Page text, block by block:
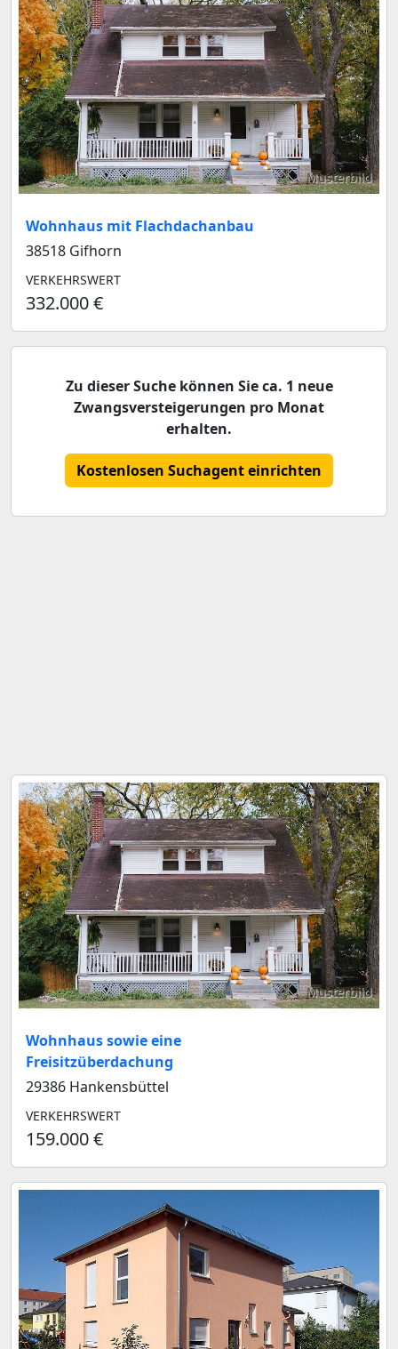
Musterbild
Wohnhaus mit Flachdachanbau
38518 Gifhorn
VERKEHRSWERT
332.000 €
Zu dieser Suche können Sie ca. 1 neue
Zwangsversteigerungen pro Monat
erhalten.
Kostenlosen Suchagent einrichten
Musterbild
Wohnhaus sowie eine
Freisitzüberdachung
29386 Hankensbüttel
VERKEHRSWERT
159.000 €